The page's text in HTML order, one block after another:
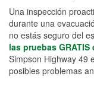
Una inspección
durante una
no estás seguro del
las pruebas
Simpson Highway 49
posibles problemas